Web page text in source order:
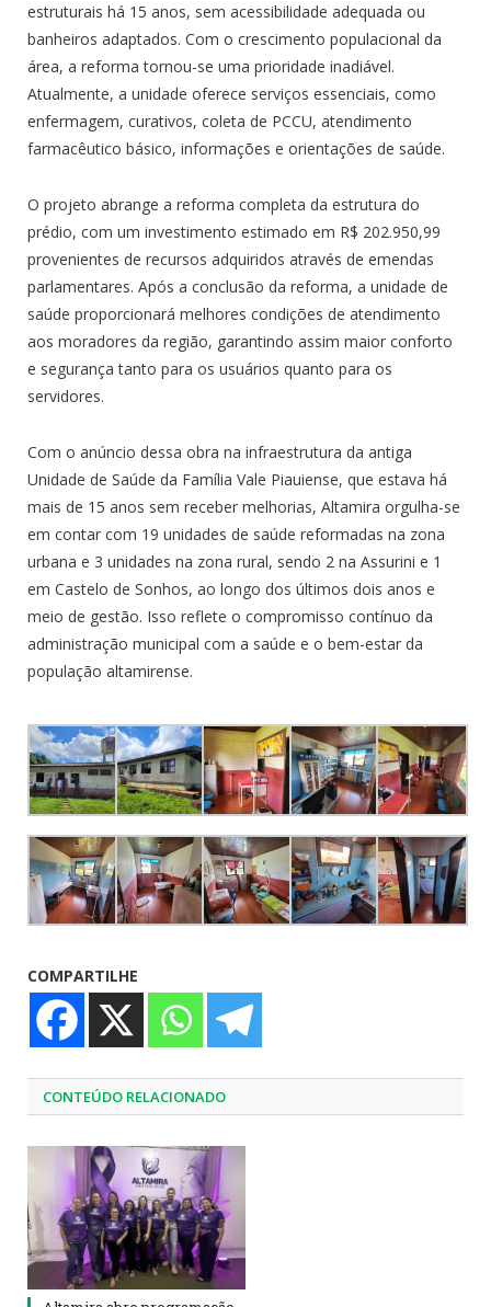
estruturais há 15 anos, sem acessibilidade adequada ou
banheiros adaptados. Com o crescimento populacional da
área, a reforma tornou-se uma prioridade inadiável.
Atualmente, a unidade oferece serviços essenciais, como
enfermagem, curativos, coleta de PCCU, atendimento
farmacêutico básico, informações e orientações de saúde.
O projeto abrange a reforma completa da estrutura do
prédio, com um investimento estimado em R$ 202.950,99
provenientes de recursos adquiridos através de emendas
parlamentares. Após a conclusão da reforma, a unidade de
saúde proporcionará melhores condições de atendimento
aos moradores da região, garantindo assim maior conforto
e segurança tanto para os usuários quanto para os
servidores.
Com o anúncio dessa obra na infraestrutura da antiga
Unidade de Saúde da Família Vale Piauiense, que estava há
mais de 15 anos sem receber melhorias, Altamira orgulha-se
em contar com 19 unidades de saúde reformadas na zona
urbana e 3 unidades na zona rural, sendo 2 na Assurini e 1
em Castelo de Sonhos, ao longo dos últimos dois anos e
meio de gestão. Isso reflete o compromisso contínuo da
administração municipal com a saúde e o bem-estar da
população altamirense.
COMPARTILHE
CONTEÚDO RELACIONADO